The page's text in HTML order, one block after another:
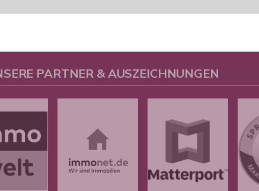
PARTNER & AUSZEICHNUNGEN